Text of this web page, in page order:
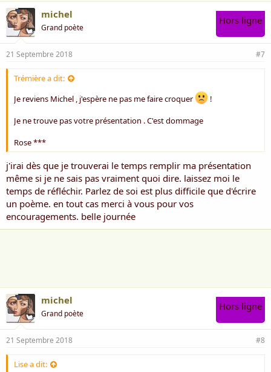
michel
Grand poète
Hors ligne
21 Septembre 2018 #7
Trémière a dit:
Je reviens Michel , j'espère ne pas me faire croquer
!
Je ne trouve pas votre présentation . C'est dommage
Rose ***
j'irai dès que je trouverai le temps remplir ma présentation
même si je ne sais pas vraiment quoi dire. laissez moi le
temps de réfléchir. Parlez de soi est plus difficile que d'écrire
un poème. en tout cas merci à vous pour vos
encouragements. belle journée
michel
Grand poète
Hors ligne
21 Septembre 2018 #8
Lise a dit: